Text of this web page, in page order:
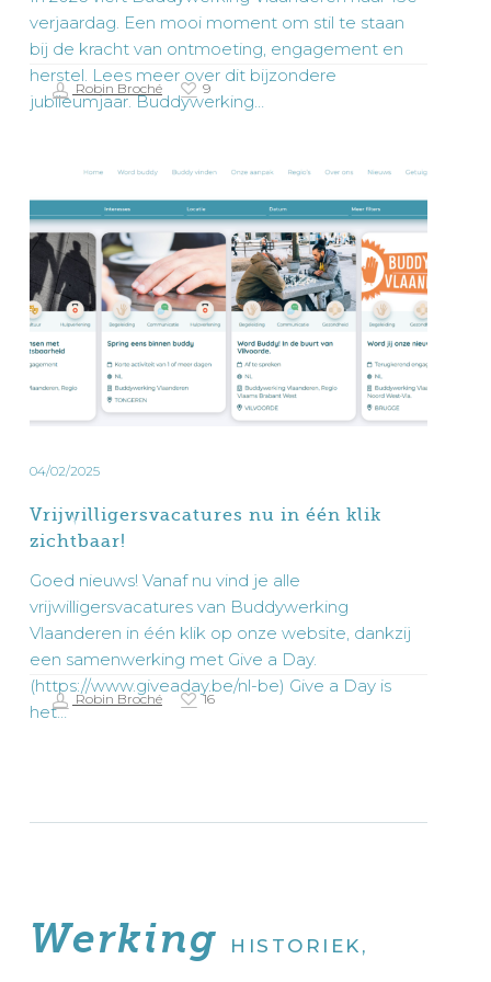
verjaardag. Een mooi moment om stil te staan
bij de kracht van ontmoeting, engagement en
herstel. Lees meer over dit bijzondere
jubileumjaar. Buddywerking…
Robin Broché 9
Vrijwilligersvacatures
nu
in
één
klik
zichtbaar!
04/02/2025
Vrijwilligersvacatures nu in één klik
zichtbaar!
Goed nieuws! Vanaf nu vind je alle
vrijwilligersvacatures van Buddywerking
Vlaanderen in één klik op onze website, dankzij
een samenwerking met Give a Day.
(https://www.giveaday.be/nl-be) Give a Day is
het…
Robin Broché 16
Werking HISTORIEK,